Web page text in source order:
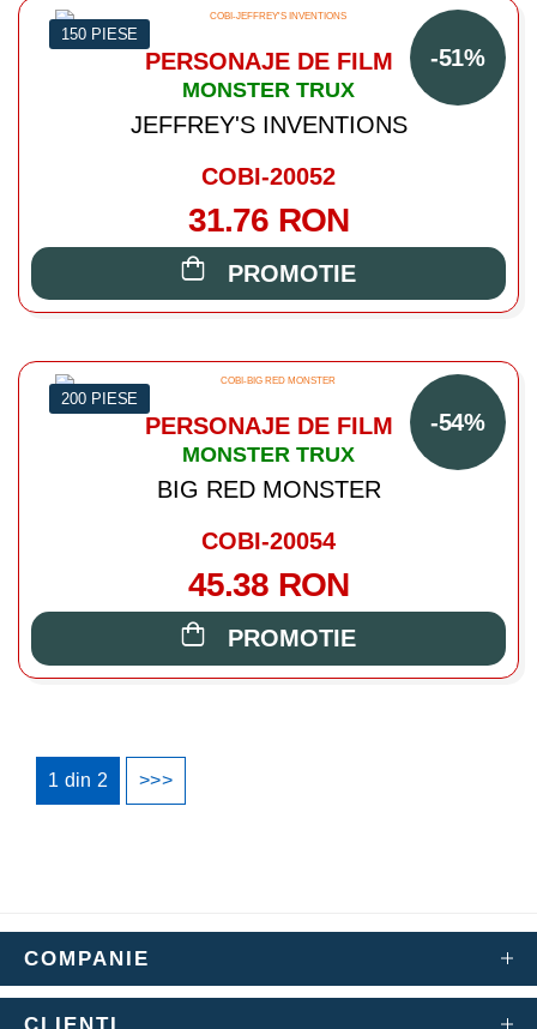
-51%
150 PIESE
PERSONAJE DE FILM
MONSTER TRUX
JEFFREY'S INVENTIONS
COBI-20052
31.76 RON
PROMOTIE
-54%
200 PIESE
PERSONAJE DE FILM
MONSTER TRUX
BIG RED MONSTER
COBI-20054
45.38 RON
PROMOTIE
1 din 2 >>>
COMPANIE